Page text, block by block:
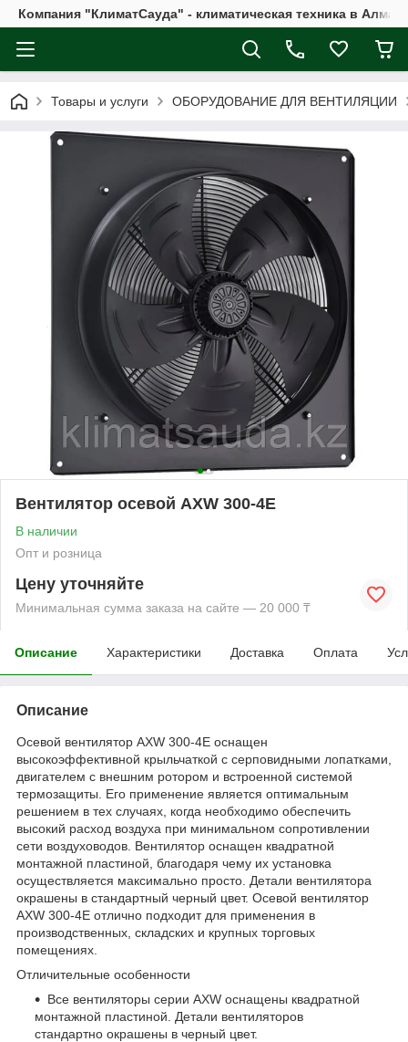
Компания "КлиматСауда" - климатическая техника в
Товары и услуги ОБОРУДОВАНИЕ ДЛЯ ВЕНТИЛЯЦИИ
Вентилятор осевой AXW 300-4E
В наличии
Опт и розница
Цену уточняйте
Минимальная сумма заказа на сайте — 20 000 ₸
Описание Характеристики Доставка Оплата
Описание
Осевой вентилятор AXW 300-4E оснащен
высокоэффективной крыльчаткой с серповидными лопатками,
двигателем с внешним ротором и встроенной системой
термозащиты. Его применение является оптимальным
решением в тех случаях, когда необходимо обеспечить
высокий расход воздуха при минимальном сопротивлении
сети воздуховодов. Вентилятор оснащен квадратной
монтажной пластиной, благодаря чему их установка
осуществляется максимально просто. Детали вентилятора
окрашены в стандартный черный цвет. Осевой вентилятор
AXW 300-4E отлично подходит для применения в
производственных, складских и крупных торговых
помещениях.
Отличительные особенности
Все вентиляторы серии AXW оснащены квадратной
монтажной пластиной. Детали вентиляторов
стандартно окрашены в черный цвет.